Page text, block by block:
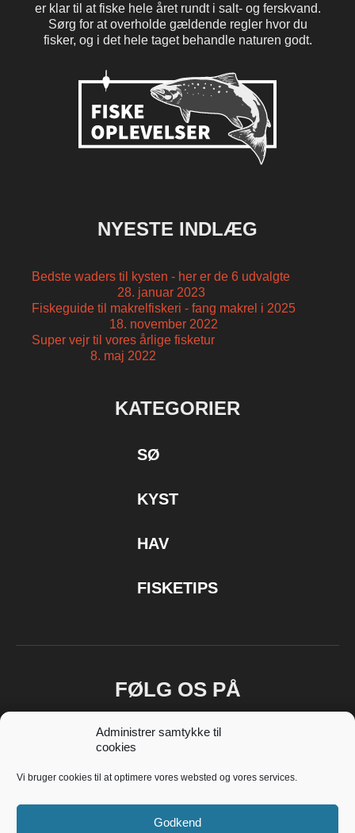
Administrer samtykke til
cookies
Vi bruger cookies til at optimere vores websted og vores services.
Godkend
er klar til at fiske hele året rundt i salt- og ferskvand.
Sørg for at overholde gældende regler hvor du
fisker, og i det hele taget behandle naturen godt.
NYESTE INDLÆG
Bedste waders til kysten - her er de 6 udvalgte
28. januar 2023
Fiskeguide til makrelfiskeri - fang makrel i 2025
18. november 2022
Super vejr til vores årlige fisketur
8. maj 2022
KATEGORIER
SØ
KYST
HAV
FISKETIPS
FØLG OS PÅ
Copyright © 2018 - 2025 Fiskeoplevelser.dk -